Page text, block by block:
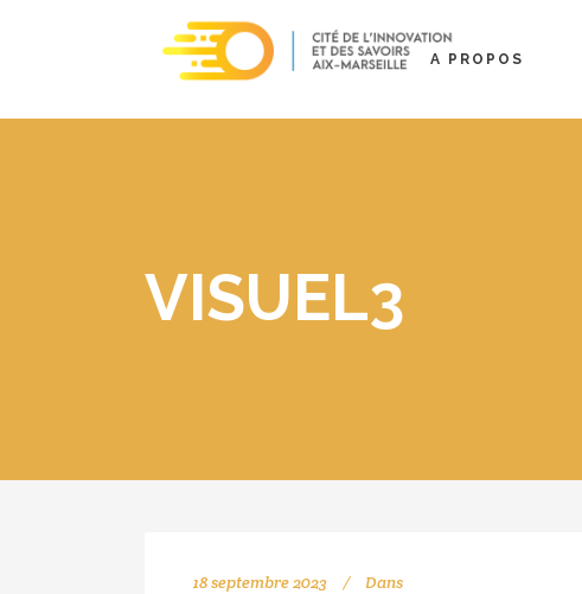
A PROPOS
VISUEL3
18 septembre 2023 Dans